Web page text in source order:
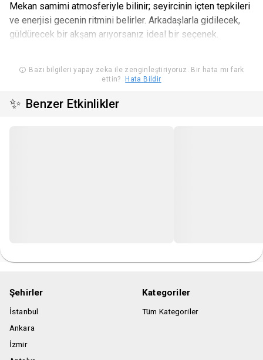
Mekan samimi atmosferiyle bilinir; seyircinin içten tepkileri
ve enerjisi gecenin ritmini belirler. Arkadaşlarla gidilecek,
güldürecek bir akşam arıyorsanız ideal bir seçenek.
Bazı bilgileri yapay zeka ile zenginleştiriyoruz. Bir hata mı fark
ettin?
Hata Bildir
✨ Benzer Etkinlikler
Şehirler
İstanbul
Ankara
İzmir
Kategoriler
Tüm Kategoriler